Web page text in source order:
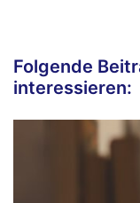
Folgende
interessieren: